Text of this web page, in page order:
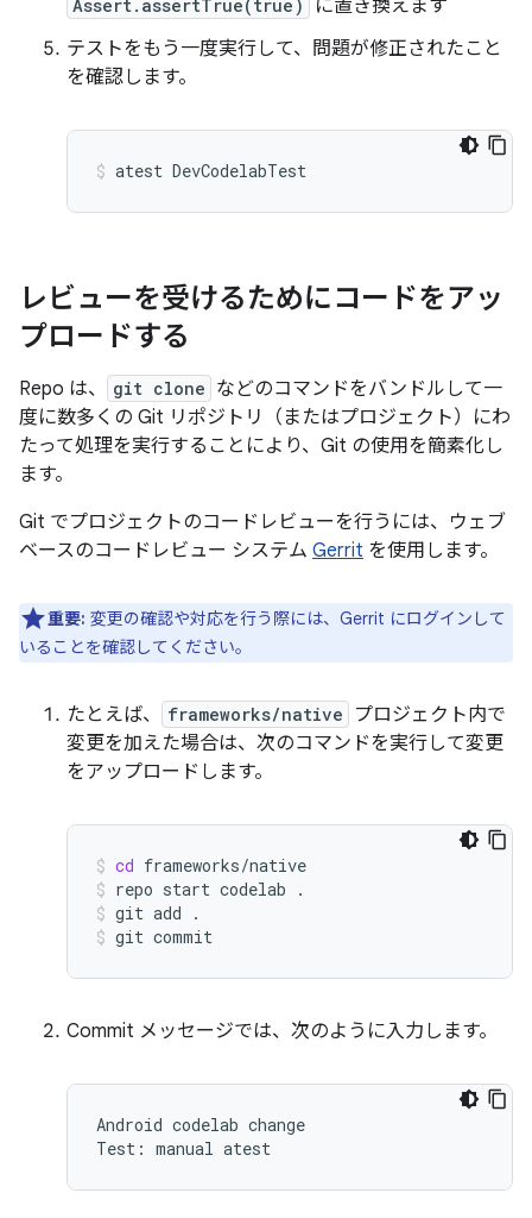
Assert.assertTrue(true)
に置き換えます
テストをもう一度実行して、問題が修正されたこと
を確認します。
atest DevCodelabTest
レビューを受けるためにコードをアッ
プロードする
Repo は、 git clone などのコマンドをバンドルして一
度に数多くの Git リポジトリ（またはプロジェクト）にわ
たって処理を実行することにより、Git の使用を簡素化し
ます。
Git でプロジェクトのコードレビューを行うには、ウェブ
ベースのコードレビュー システム Gerrit を使用します。
重要: 変更の確認や対応を行う際には、Gerrit にログインして
いることを確認してください。
たとえば、 frameworks/native
プロジェクト内で
変更を加えた場合は、次のコマンドを実行して変更
をアップロードします。
cd frameworks/native
repo start codelab
.
git add
.
git commit
Commit メッセージでは、次のように入力します。
Android codelab change